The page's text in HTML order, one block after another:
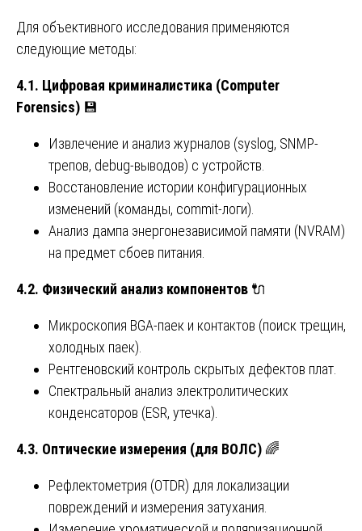
Для объективного исследования применяются
следующие методы:
4.1. Цифровая криминалистика (Computer
Forensics) 💾
Извлечение и анализ журналов (syslog, SNMP-
трепов, debug-выводов) с устройств.
Восстановление истории конфигурационных
изменений (команды, commit-логи).
Анализ дампа энергонезависимой памяти (NVRAM)
на предмет сбоев питания.
4.2. Физический анализ компонентов 🔌
Микроскопия BGA-паек и контактов (поиск трещин,
холодных паек).
Рентгеновский контроль скрытых дефектов плат.
Спектральный анализ электролитических
конденсаторов (ESR, утечка).
4.3. Оптические измерения (для ВОЛС) 🌈
Рефлектометрия (OTDR) для локализации
повреждений и измерения затухания.